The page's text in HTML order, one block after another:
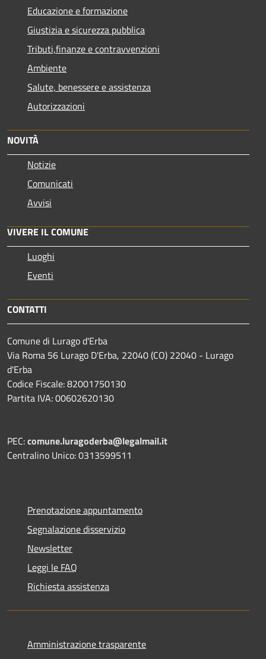
Educazione e formazione
Giustizia e sicurezza pubblica
Tributi,finanze e contravvenzioni
Ambiente
Salute, benessere e assistenza
Autorizzazioni
NOVITÀ
Notizie
Comunicati
Avvisi
VIVERE IL COMUNE
Luoghi
Eventi
CONTATTI
Comune di Lurago d'Erba
Via Roma 56 Lurago D'Erba, 22040 (CO) 22040 - Lurago
d'Erba
Codice Fiscale: 82001750130
Partita IVA: 00602620130
PEC:comune.luragoderba@legalmail.it
Centralino Unico: 0313599511
Prenotazione appuntamento
Segnalazione disservizio
Newsletter
Leggi le FAQ
Richiesta assistenza
Amministrazione trasparente